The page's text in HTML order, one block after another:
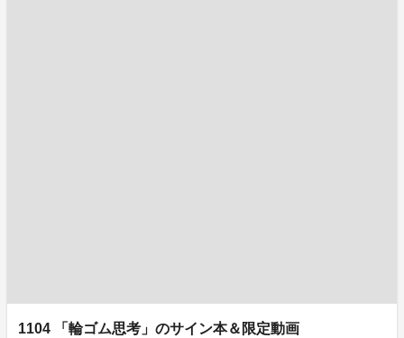
1104 「輪ゴム思考」のサイン本＆限定動画